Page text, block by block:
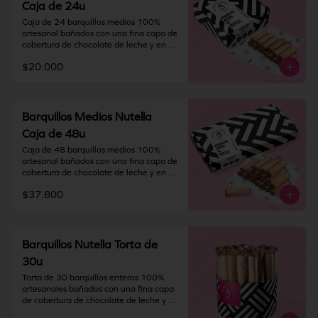
fresco y seco (20º) y 65% humedad.
IMPORTANTE: Nuestros barquillos
tienen una duración de 60 días desde la
tienes una solicitud especial deja toda la
Caja de 24u
Caja de 24 barquillos medios 100%
artesanal bañados con una fina capa de
cobertura de chocolate de leche y en su
Recomendación: Mantener en un lugar
fresco y seco (20º) y 65% humedad.
IMPORTANTE: Nuestros barquillos
tienen una duración de 60 días desde la
fecha de elaboración. Si vas a viajar o
información en "Indicaciones
$20.000
Barquillos Medios Nutella
Caja de 48u
Caja de 48 barquillos medios 100%
artesanal bañados con una fina capa de
cobertura de chocolate de leche y en su
Recomendación: Mantener en un lugar
fresco y seco (20º) y 65% humedad.
IMPORTANTE: Nuestros barquillos
tienen una duración de 60 días desde la
fecha de elaboración. Si vas a viajar o
$37.800
Barquillos Nutella Torta de
30u
Torta de 30 barquillos enteros 100%
artesanales bañados con una fina capa
de cobertura de chocolate de leche y en